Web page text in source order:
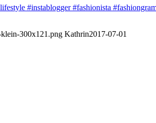
#instablogger#fashionista
300x121.png Kathrin2017-07-01